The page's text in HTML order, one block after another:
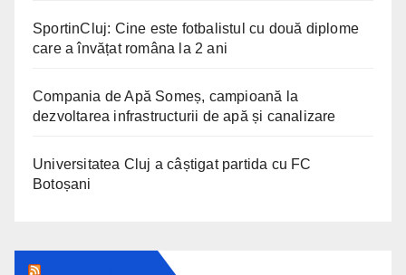
SportinCluj: Cine este fotbalistul cu două diplome
care a învățat româna la 2 ani
Compania de Apă Someș, campioană la
dezvoltarea infrastructurii de apă și canalizare
Universitatea Cluj a câștigat partida cu FC
Botoșani